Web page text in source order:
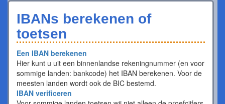
IBANs berekenen of
toetsen
Een IBAN berekenen
Hier kunt u uit een binnenlandse rekeningnummer (en voor
sommige landen: bankcode) het IBAN berekenen. Voor de
meesten landen wordt ook de BIC bestemd.
IBAN verificeren